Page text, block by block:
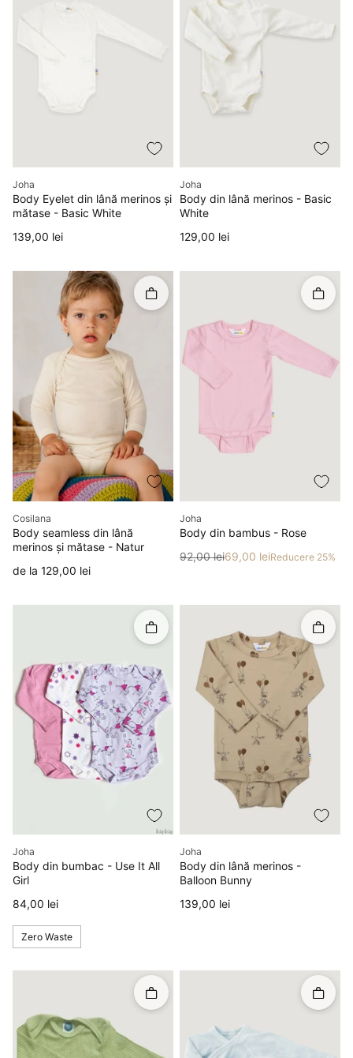
Body Eyelet din lână merinos și
mătase - Basic White
Producător
Joha
Preț
139,00 lei
Body din lână merinos - Basic
White
Producător
Joha
Preț
129,00 lei
Body seamless din lână
merinos și mătase - Natur
Rapid în coș
Producător
Cosilana
Preț
de la 129,00 lei
Body din bambus - Rose
Rapid
Producător
Joha
Preț
92,00 lei
Preț redus69,00 leiReducere 25%
Body din bumbac - Use It All
Girl
Rapid în coș
Producător
Joha
Preț
84,00 lei
Zero Waste
Body din lână merinos -
Balloon Bunny
Rapid
Producător
Joha
Preț
139,00 lei
Rapid în coș Rapid